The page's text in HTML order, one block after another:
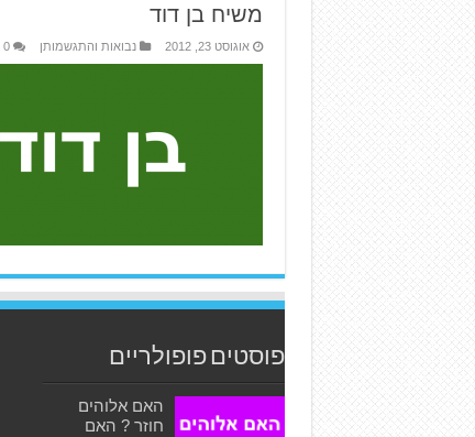
משיח בן דוד
אוגוסט 23, 2012 נבואות והתגשמותן 0
פוסטים פופולריים
האם אלוהים
חוזר ? האם